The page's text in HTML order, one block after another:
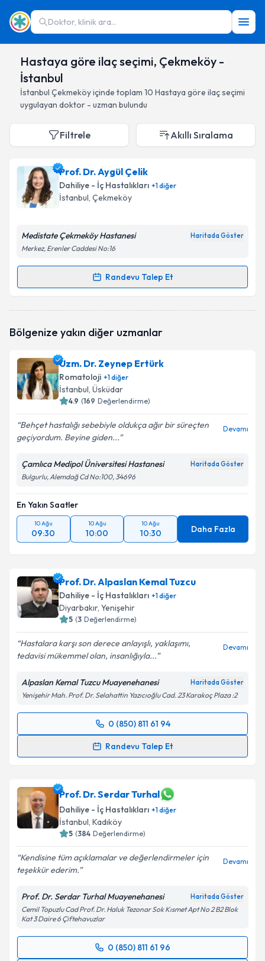
Doktor, klinik ara...
Hastaya göre ilaç seçimi, Çekmeköy -
İstanbul
İstanbul Çekmeköyiçinde toplam 10 Hastaya göre ilaç seçimi
uygulayan doktor - uzman bulundu
Filtrele Akıllı Sıralama
Prof. Dr. Aygül Çelik
Dahiliye - İç Hastalıkları +1diğer
İstanbul, Çekmeköy
Medistate Çekmeköy Hastanesi Haritada Göster
Merkez, Erenler Caddesi No:16
Randevu Talep Et
Randevu Takvimi Talebi
oluşturun. Size bu uzmandan randevu almanız için bir
E-posta Adresiniz
Kişisel verilerimin işlenmesine ilişkinAydınlatma
Metni'ni okudum ve kişisel verilerimin belirtilen
Bölgenize yakın diğer uzmanlar
Uzm. Dr. Zeynep Ertürk
Romatoloji +1diğer
İstanbul, Üsküdar
4.9 (169 Değerlendirme)
Behçet hastalığı sebebiyle oldukça ağır bir süreçten
geçiyordum. Beyine giden...
Devamı
Çamlıca Medipol Üniversitesi Hastanesi Haritada Göster
Bulgurlu, Alemdağ Cd No:100, 34696
En Yakın Saatler
10 Ağu
09:30
10 Ağu
10:00
10 Ağu
10:30 Daha Fazla
Prof. Dr. Alpaslan Kemal Tuzcu
Dahiliye - İç Hastalıkları +1diğer
Diyarbakır, Yenişehir
5 (3 Değerlendirme)
Hastalara karşı son derece anlayışlı, yaklaşımı,
tedavisi mükemmel olan, insanlığıyla...
Devamı
Alpaslan Kemal Tuzcu Muayenehanesi Haritada Göster
Yenişehir Mah. Prof. Dr. Selahattin Yazıcıoğlu Cad. 23 Karakoç Plaza :2
0 (850) 811 61 94
Randevu Talep Et
Randevu Takvimi Talebi
için bir takvim hazırlandığında e-posta ile
bilgilendireceğiz.
E-posta Adresiniz
Metni'ni okudum ve kişisel verilerimin belirtilen
kapsamda işlenmesini kabul ediyorum.
Takvim Talebini Gönder
Prof. Dr. Serdar Turhal
Dahiliye - İç Hastalıkları +1diğer
İstanbul, Kadıköy
5 (384 Değerlendirme)
Kendisine tüm açıklamalar ve değerlendirmeler için
teşekkür ederim.
Devamı
Prof. Dr. Serdar Turhal Muayenehanesi Haritada Göster
Cemil Topuzlu Cad Prof. Dr. Haluk Tezonar Sok Kısmet Apt No 2 B2 Blok
Kat 3 Daire 6 Çiftehavuzlar
0 (850) 811 61 96
Randevu Takvimi Talebi